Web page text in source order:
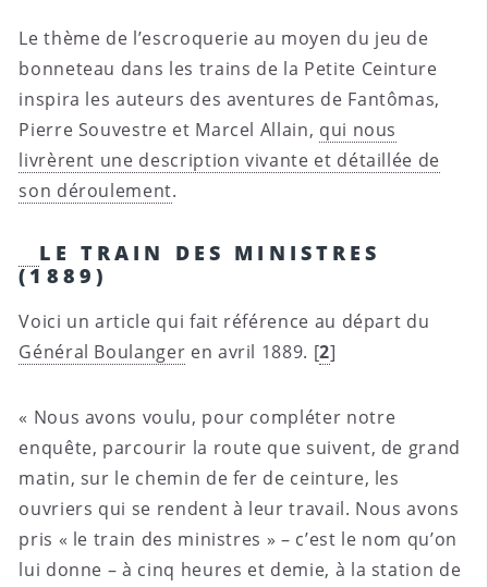
Le thème de l’escroquerie au moyen du jeu de
bonneteau dans les trains de la Petite Ceinture
inspira les auteurs des aventures de Fantômas,
Pierre Souvestre et Marcel Allain, qui nous
livrèrent une description vivante et détaillée de
son déroulement.
LE TRAIN DES MINISTRES
(1889)
Voici un article qui fait référence au départ du
Général Boulanger en avril 1889. [2]
« Nous avons voulu, pour compléter notre
enquête, parcourir la route que suivent, de grand
matin, sur le chemin de fer de ceinture, les
ouvriers qui se rendent à leur travail. Nous avons
pris « le train des ministres » – c’est le nom qu’on
lui donne – à cinq heures et demie, à la station de